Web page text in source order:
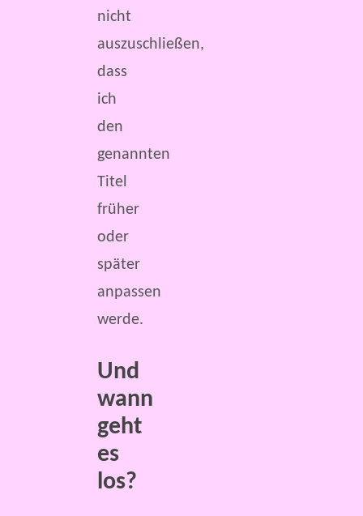
nicht
auszuschließen,
dass
ich
den
genannten
Titel
früher
oder
später
anpassen
werde.
Und
wann
geht
es
los?